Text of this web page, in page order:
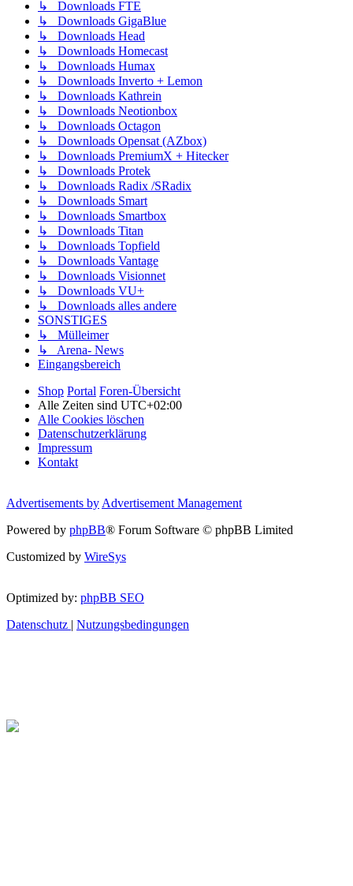
↳ Downloads FTE
↳ Downloads GigaBlue
↳ Downloads Head
↳ Downloads Homecast
↳ Downloads Humax
↳ Downloads Inverto + Lemon
↳ Downloads Kathrein
↳ Downloads Neotionbox
↳ Downloads Octagon
↳ Downloads Opensat (AZbox)
↳ Downloads PremiumX + Hitecker
↳ Downloads Protek
↳ Downloads Radix /SRadix
↳ Downloads Smart
↳ Downloads Smartbox
↳ Downloads Titan
↳ Downloads Topfield
↳ Downloads Vantage
↳ Downloads Visionnet
↳ Downloads VU+
↳ Downloads alles andere
SONSTIGES
↳ Mülleimer
↳ Arena- News
Eingangsbereich
Shop Portal Foren-Übersicht
Alle Zeiten sind UTC+02:00
Alle Cookies löschen
Datenschutzerklärung
Impressum
Kontakt
Advertisements by Advertisement Management
Powered by phpBB® Forum Software © phpBB Limited
Customized by WireSys
Optimized by: phpBB SEO
Datenschutz | Nutzungsbedingungen